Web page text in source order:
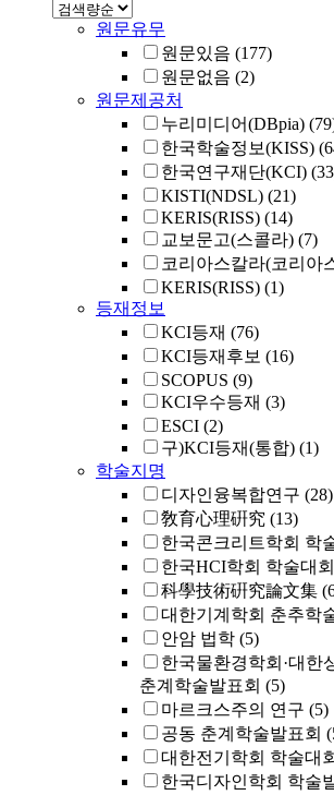
원문유무
원문있음 (177)
원문없음 (2)
원문제공처
누리미디어(DBpia)
한국학술정보(KISS)
한국연구재단(KCI)
KISTI(NDSL) (21)
KERIS(RISS) (14)
교보문고(스콜라) (7)
코리아스칼라(코리아
KERIS(RISS) (1)
등재정보
KCI등재 (76)
KCI등재후보 (16)
SCOPUS (9)
KCI우수등재 (3)
ESCI (2)
구)KCI등재(통합) (1)
학술지명
디자인융복합연구 (28)
敎育心理硏究 (13)
한국콘크리트학회 학
한국HCI학회 학술대회
科學技術硏究論文集
대한기계학회 춘추학
안암 법학 (5)
한국물환경학회·대한
춘계학술발표회 (5)
마르크스주의 연구 (5)
공동 춘계학술발표회
대한전기학회 학술대
한국디자인학회 학술